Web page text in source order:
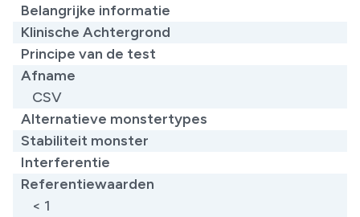
Belangrijke informatie
Klinische Achtergrond
Principe van de test
Afname
CSV
Alternatieve monstertypes
Stabiliteit monster
Interferentie
Referentiewaarden
< 1